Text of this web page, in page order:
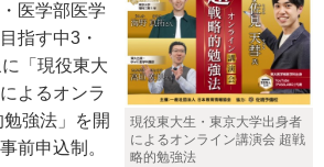
現役東大生・東京大学出身者
によるオンライン講演会 超戦
略的勉強法
医学部医学
指す中3・
「現役東大
よるオンラ
強法」を開
前申込制。